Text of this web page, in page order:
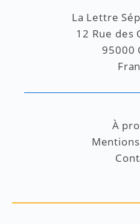
La Lettre
12 Rue des
95000
À